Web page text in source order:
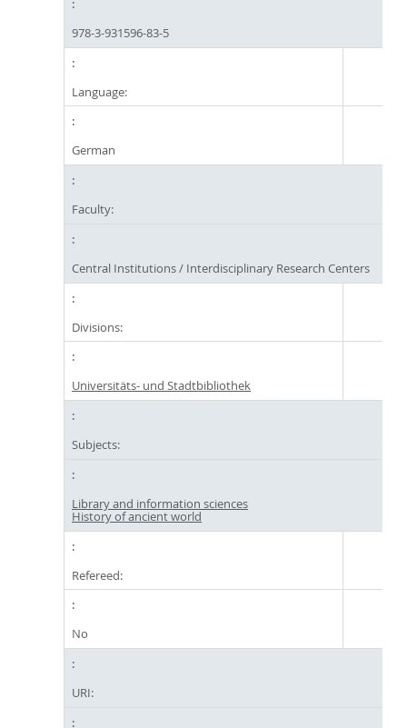
978-3-931596-83-5
Language:
German
Faculty:
Central Institutions / Interdisciplinary Research Centers
Divisions:
Universitäts- und Stadtbibliothek
Subjects:
Library and information sciences
History of ancient world
Refereed:
No
URI: